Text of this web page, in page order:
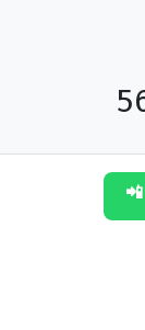
📲